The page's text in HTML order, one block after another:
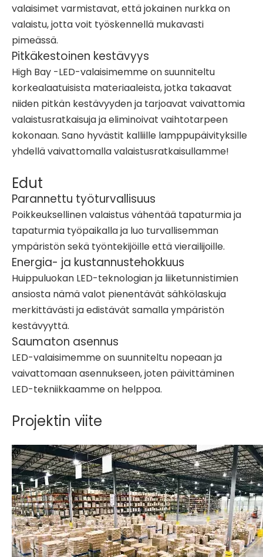
valaisimet varmistavat, että jokainen nurkka on
valaistu, jotta voit työskennellä mukavasti
pimeässä.
Pitkäkestoinen kestävyys
High Bay -LED-valaisimemme on suunniteltu
korkealaatuisista materiaaleista, jotka takaavat
niiden pitkän kestävyyden ja tarjoavat vaivattomia
valaistusratkaisuja ja eliminoivat vaihtotarpeen
kokonaan. Sano hyvästit kalliille lamppupäivityksille
yhdellä vaivattomalla valaistusratkaisullamme!
Edut
Parannettu työturvallisuus
Poikkeuksellinen valaistus vähentää tapaturmia ja
tapaturmia työpaikalla ja luo turvallisemman
ympäristön sekä työntekijöille että vierailijoille.
Energia- ja kustannustehokkuus
Huippuluokan LED-teknologian ja liiketunnistimien
ansiosta nämä valot pienentävät sähkölaskuja
merkittävästi ja edistävät samalla ympäristön
kestävyyttä.
Saumaton asennus
LED-valaisimemme on suunniteltu nopeaan ja
vaivattomaan asennukseen, joten päivittäminen
LED-tekniikkaamme on helppoa.
Projektin viite